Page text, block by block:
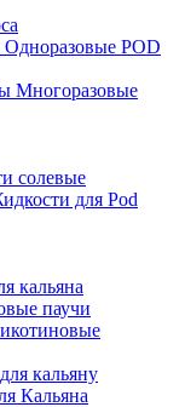
Одноразовые POD
Многоразовые
солевые
для Pod
кальяна
паучи
кальяну
Кальяна